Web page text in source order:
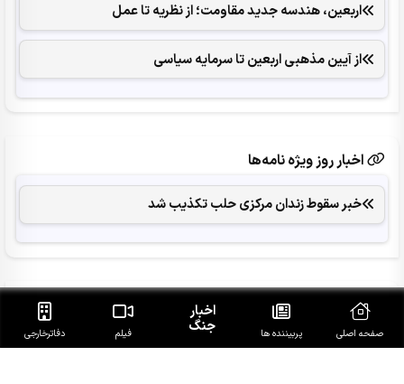
اربعین، هندسه جدید مقاومت؛ از نظریه تا عمل
از آیین مذهبی اربعین تا سرمایه سیاسی
اخبار روز ویژه نامه‌ها
خبر سقوط زندان مرکزی حلب تکذیب شد
آخرین خبرهای روز
ببینید|رزمندگان ما دنیا را مبهوت کردند/با نیروهای مسلح
صفحه اصلی پربیننده ها
اخبار
جنگ فیلم دفاتر‌خارجی